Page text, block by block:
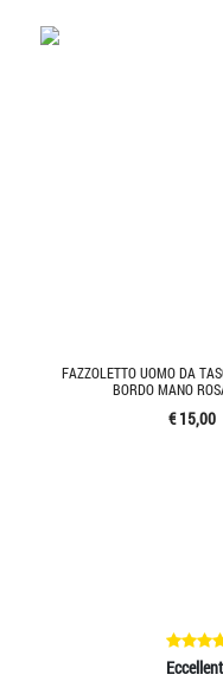
FAZZOLETTO UOMO DA
BORDO MANO
€ 15,00